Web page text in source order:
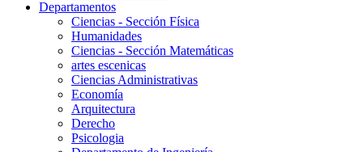
Departamentos
Ciencias - Sección Física
Humanidades
Ciencias - Sección Matemáticas
artes escenicas
Ciencias Administrativas
Economía
Arquitectura
Derecho
Psicologia